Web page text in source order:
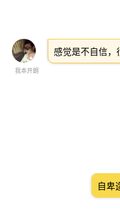
我本开朗
感觉是不自信，
自卑